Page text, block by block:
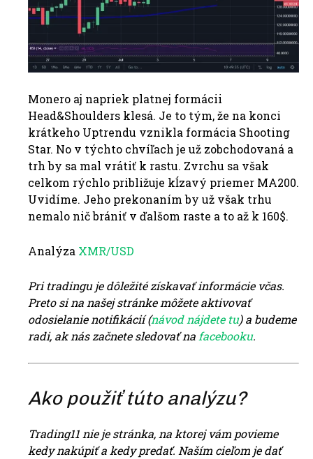
Monero aj napriek platnej formácii
Head&Shoulders klesá. Je to tým, že na konci
krátkeho Uptrendu vznikla formácia Shooting
Star. No v týchto chvíľach je už zobchodovaná a
trh by sa mal vrátiť k rastu. Zvrchu sa však
celkom rýchlo približuje kĺzavý priemer MA200.
Uvidíme. Jeho prekonaním by už však trhu
nemalo nič brániť v ďalšom raste a to až k 160$.
Analýza XMR/USD
Pri tradingu je dôležité získavať informácie včas.
Preto si na našej stránke môžete aktivovať
odosielanie notifikácií (návod nájdete tu) a budeme
radi, ak nás začnete sledovať nafacebooku.
Ako použiť túto analýzu?
Trading11 nie je stránka, na ktorej vám povieme
kedy nakúpiť a kedy predať. Naším cieľom je dať